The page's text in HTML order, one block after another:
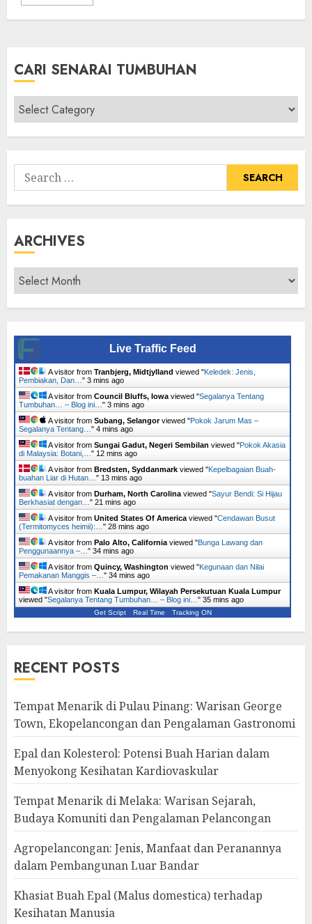
CARI SENARAI TUMBUHAN
Cari
Senarai
Tumbuhan
Search
for:
ARCHIVES
Archives
Live Traffic Feed
A visitor from Tranbjerg, Midtjylland viewed "Keledek: Jenis,
Pembiakan, Dan… " 3 mins ago
A visitor from Council Bluffs, Iowa viewed "Segalanya Tentang
Tumbuhan… – Blog ini… " 3 mins ago
A visitor from Subang, Selangorviewed "Pokok Jarum Mas –
Segalanya Tentang… " 4 mins ago
A visitor from Sungai Gadut, Negeri Sembilan viewed "Pokok Akasia
di Malaysia: Botani,… " 12 mins ago
A visitor from Bredsten, Syddanmark viewed "Kepelbagaian Buah-
buahan Liar di Hutan… " 13 mins ago
A visitor from Durham, North Carolina viewed "Sayur Bendi: Si Hijau
Berkhasiat dengan… " 21 mins ago
A visitor from United States Of America viewed "Cendawan Busut
(Termitomyces heimii):… " 28 mins ago
A visitor from Palo Alto, California viewed "Bunga Lawang dan
Penggunaannya –… " 34 mins ago
A visitor from Quincy, Washington viewed "Kegunaan dan Nilai
Pemakanan Manggis –… " 34 mins ago
A visitor from Kuala Lumpur, Wilayah Persekutuan Kuala Lumpur
viewed "Segalanya Tentang Tumbuhan… – Blog ini… " 35 mins ago
Get Script Real Time Tracking ON
RECENT POSTS
Tempat Menarik di Pulau Pinang: Warisan George
Town, Ekopelancongan dan Pengalaman Gastronomi
Epal dan Kolesterol: Potensi Buah Harian dalam
Menyokong Kesihatan Kardiovaskular
Tempat Menarik di Melaka: Warisan Sejarah,
Budaya Komuniti dan Pengalaman Pelancongan
Agropelancongan: Jenis, Manfaat dan Peranannya
dalam Pembangunan Luar Bandar
Khasiat Buah Epal (Malus domestica) terhadap
Kesihatan Manusia